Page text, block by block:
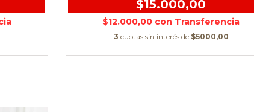
$15.000,00
$12.000,00 con
3 cuotas sin interés de $5000,00